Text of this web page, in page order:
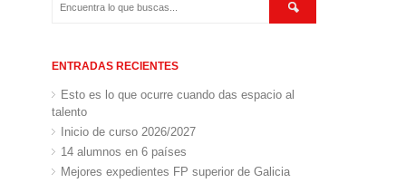
ENTRADAS RECIENTES
Esto es lo que ocurre cuando das espacio al
talento
Inicio de curso 2026/2027
14 alumnos en 6 países
Mejores expedientes FP superior de Galicia